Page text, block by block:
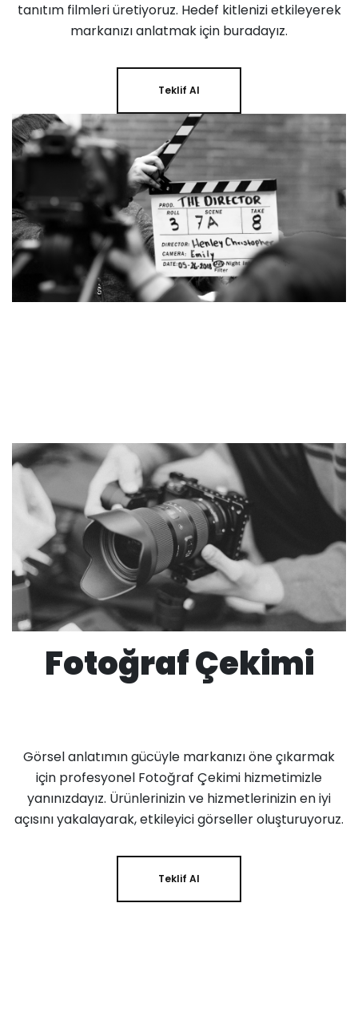
tanıtım filmleri üretiyoruz. Hedef kitlenizi etkileyerek
markanızı anlatmak için buradayız.
Teklif Al
Fotoğraf Çekimi
Görsel anlatımın gücüyle markanızı öne çıkarmak
için profesyonel Fotoğraf Çekimi hizmetimizle
yanınızdayız. Ürünlerinizin ve hizmetlerinizin en iyi
açısını yakalayarak, etkileyici görseller oluşturuyoruz.
Teklif Al